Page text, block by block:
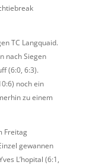
TC Langquaid.
nach Siegen
(6:0, 6:3).
noch ein
zu einem
Freitag
gewannen
L’hopital (6:1,